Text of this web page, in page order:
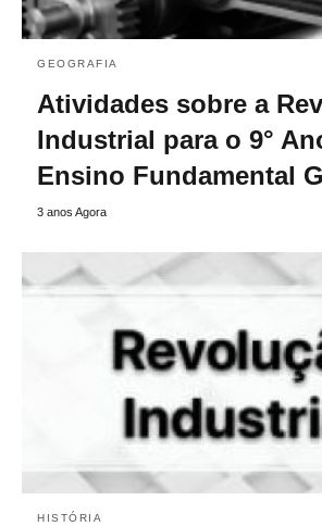
GEOGRAFIA
Atividades sobre a
Industrial para o 9°
Ensino Fundamental
3 anos Agora
HISTÓRIA